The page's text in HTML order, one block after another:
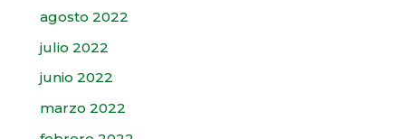
agosto 2022
julio 2022
junio 2022
marzo 2022